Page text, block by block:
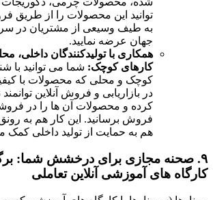
توانید این محصولات را از طریق
به طیف وسیعی از مشتریان در
جهان عرضه نمایید.
همکاری با تولیدکنندگان داخلی،
کارهای کوچک: شما می توانید با
کوچک و محلی که محصولات با
در بازاریابی و فروش آنلاین
کرده و محصولات آن ها را در
فروش برسانید. این کار هم به
هم به حمایت از تولید داخلی کمک
۹. صحنه مجازی برای درخشش شما:
کارگاه های آموزشی آنلاین تعاملی